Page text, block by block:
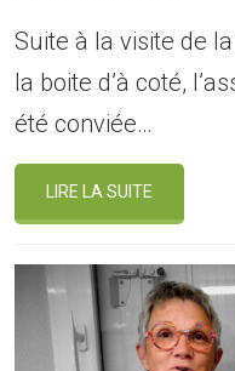
Suite à la visite de
la boite d’à coté,
été conviée…
LIRE LA SUITE